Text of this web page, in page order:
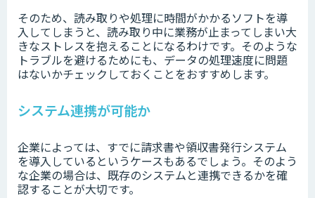
そのため、読み取りや処理に時間がかかるソフトを導
入してしまうと、読み取り中に業務が止まってしまい大
きなストレスを抱えることになるわけです。そのような
トラブルを避けるためにも、データの処理速度に問題
はないかチェックしておくことをおすすめします。
システム連携が可能か
企業によっては、すでに請求書や領収書発行システム
を導入しているというケースもあるでしょう。そのよう
な企業の場合は、既存のシステムと連携できるかを確
認することが大切です。